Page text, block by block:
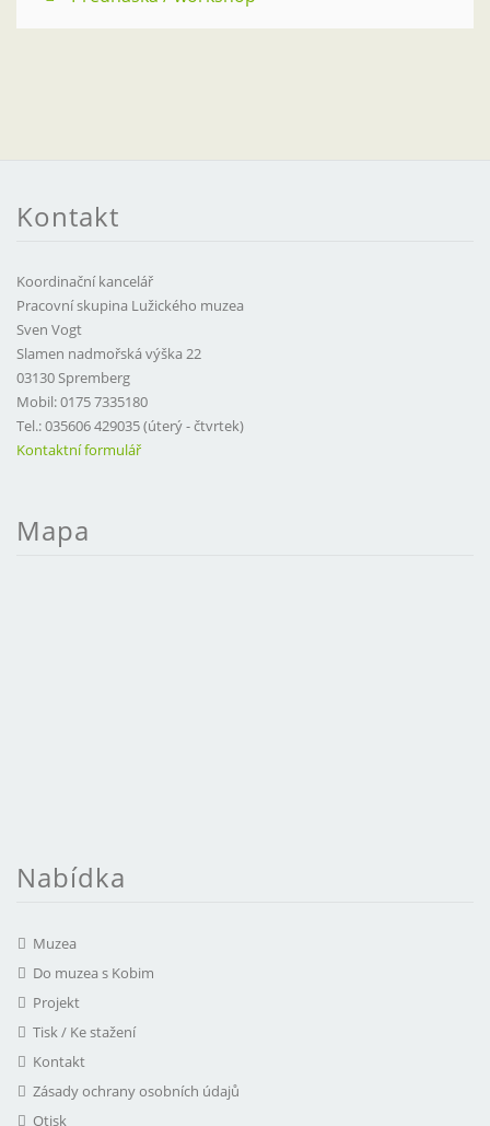
Kontakt
Koordinační kancelář
Pracovní skupina Lužického muzea
Sven Vogt
Slamen nadmořská výška 22
03130 Spremberg
Mobil: 0175 7335180
Tel.: 035606 429035 (úterý - čtvrtek)
Kontaktní formulář
Mapa
Nabídka
Muzea
Do muzea s Kobim
Projekt
Tisk / Ke stažení
Kontakt
Zásady ochrany osobních údajů
Otisk